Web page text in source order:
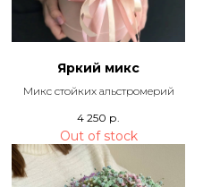
Яркий микс
Микс стойких альстромерий
4 250 р.
Out of stock